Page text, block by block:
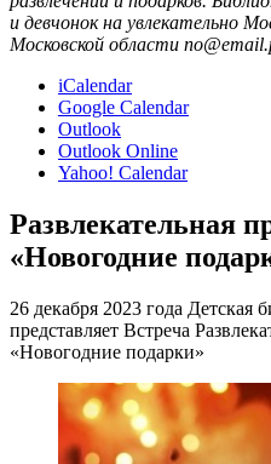
и девчонок на увлекательно
Московской области
iCalendar
Google Calendar
Outlook
Outlook Online
Yahoo! Calendar
Развлекательная
«Новогодние
26 декабря 2023 года
представляет Встреча
«Новогодние подарки»